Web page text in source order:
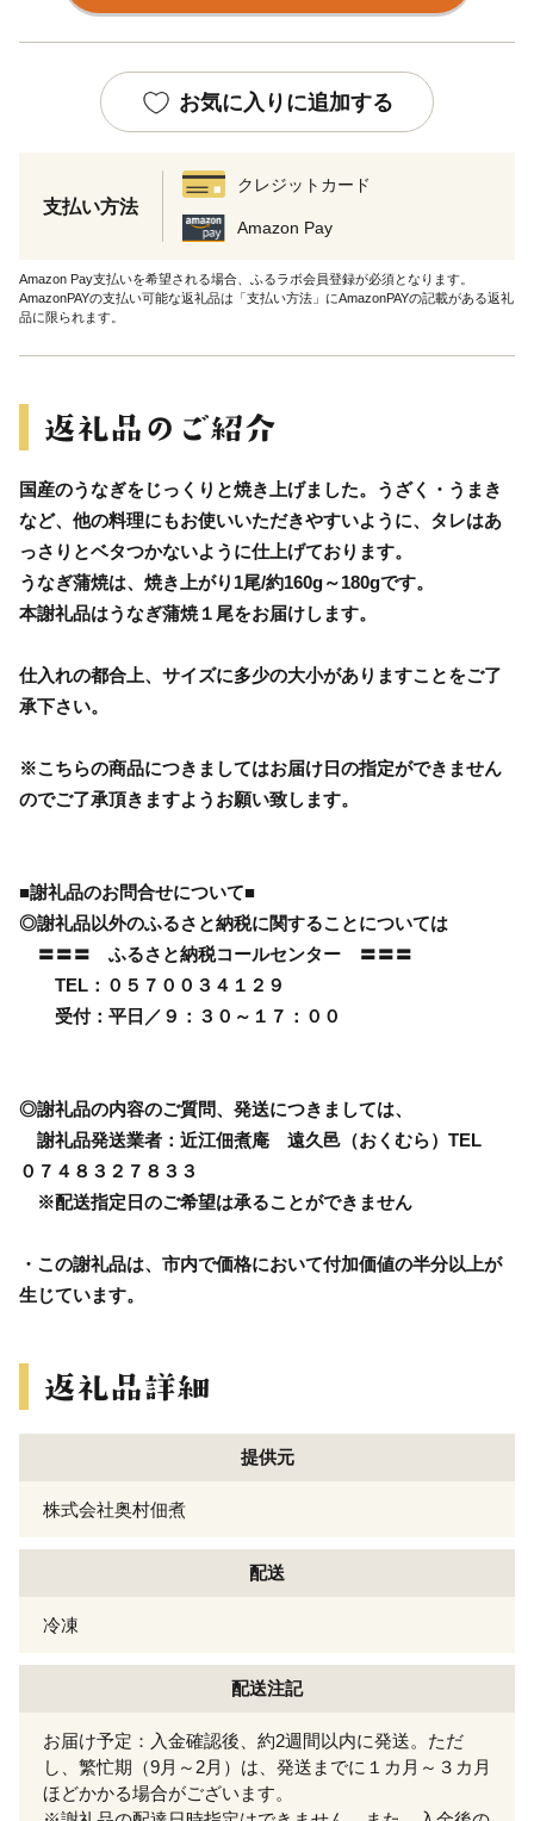
お気に入りに追加する
支払い方法
クレジットカード
Amazon Pay
Amazon Pay支払いを希望される場合、ふるラボ会員登録が必須となります。
AmazonPAYの支払い可能な返礼品は「支払い方法」にAmazonPAYの記載がある返礼
品に限られます。
国産のうなぎをじっくりと焼き上げました。うざく・うまき
など、他の料理にもお使いいただきやすいように、タレはあ
っさりとベタつかないように仕上げております。
うなぎ蒲焼は、焼き上がり1尾/約160g～180gです。
本謝礼品はうなぎ蒲焼１尾をお届けします。
仕入れの都合上、サイズに多少の大小がありますことをご了
承下さい。
※こちらの商品につきましてはお届け日の指定ができません
のでご了承頂きますようお願い致します。
■謝礼品のお問合せについて■
◎謝礼品以外のふるさと納税に関することについては
〓〓〓 ふるさと納税コールセンター 〓〓〓
TEL：０５７００３４１２９
受付：平日／９：３０～１７：００
◎謝礼品の内容のご質問、発送につきましては、
謝礼品発送業者：近江佃煮庵 遠久邑（おくむら）TEL
０７４８３２７８３３
※配送指定日のご希望は承ることができません
・この謝礼品は、市内で価格において付加価値の半分以上が
生じています。
提供元
株式会社奥村佃煮
配送
冷凍
配送注記
お届け予定：入金確認後、約2週間以内に発送。ただ
し、繁忙期（9月～2月）は、発送までに１カ月～３カ月
ほどかかる場合がございます。